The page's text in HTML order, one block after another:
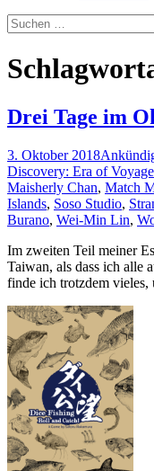
Suchen
nach:
Drei Tage im
3. Oktober 2018
Discovery: Era of Voyage
Maisherly Chan, Match
Islands, Soso Studio,
Burano, Wei-Min Lin,
Im zweiten Teil meiner
Taiwan, als dass ich alle
finde ich trotzdem vieles,